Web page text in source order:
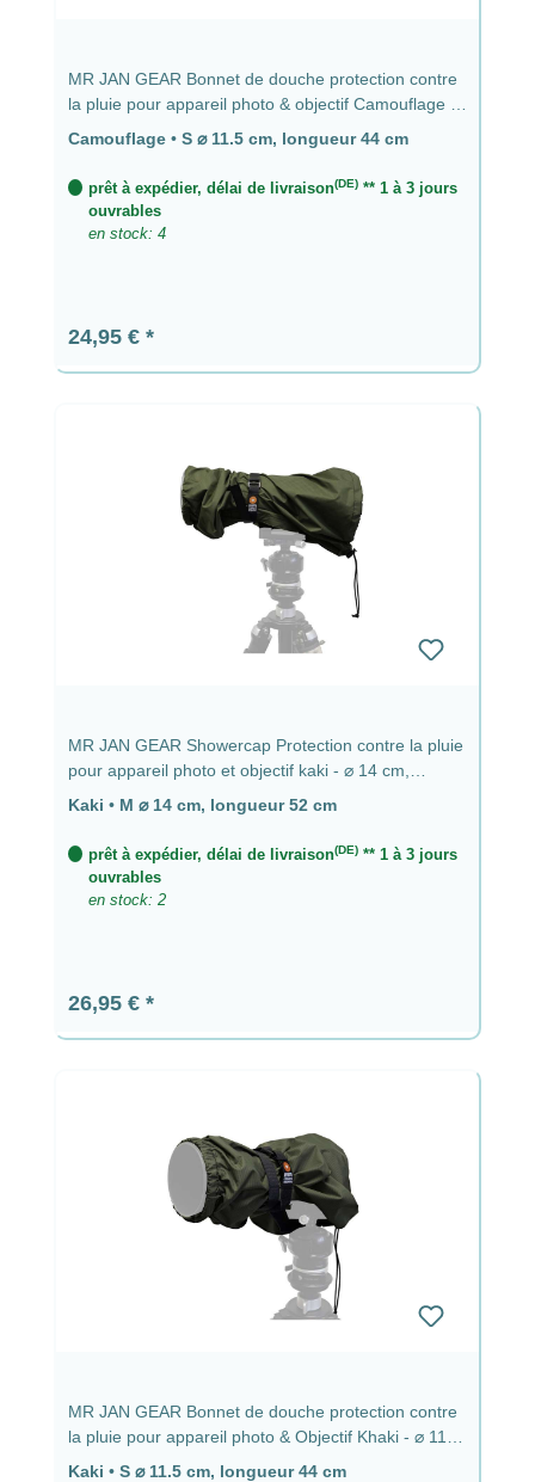
MR JAN GEAR Bonnet de douche protection contre
la pluie pour appareil photo & objectif Camouflage -
⌀ 11,5 cm, longueur 44 cm
Camouflage • S ⌀ 11.5 cm, longueur 44 cm
prêt à expédier, délai de livraison(DE)** 1 à 3 jours
ouvrables
en stock: 4
Prix régulier :
24,95 €
MR JAN GEAR Showercap Protection contre la pluie
pour appareil photo et objectif kaki - ⌀ 14 cm,
longueur 52 cm
Kaki • M ⌀ 14 cm, longueur 52 cm
prêt à expédier, délai de livraison(DE)** 1 à 3 jours
ouvrables
en stock: 2
Prix régulier :
26,95 €
MR JAN GEAR Bonnet de douche protection contre
la pluie pour appareil photo & Objectif Khaki - ⌀ 11,5
cm, longueur 44 cm
Kaki • S ⌀ 11.5 cm, longueur 44 cm